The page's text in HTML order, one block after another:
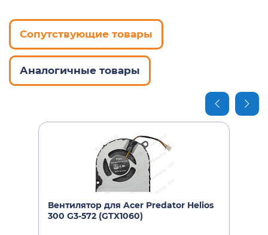
Сопутствующие товары
Аналогичные товары
Вентилятор для Acer Predator Helios
300 G3-572 (GTX1060)